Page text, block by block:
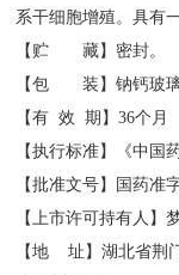
系干细胞增殖。具有
【贮 藏】密封。
【包 装】钠钙玻璃
【有 效 期】36个月
【执行标准】《中国
【批准文号】国药准
【上市许可持有人】
【地 址】湖北省荆